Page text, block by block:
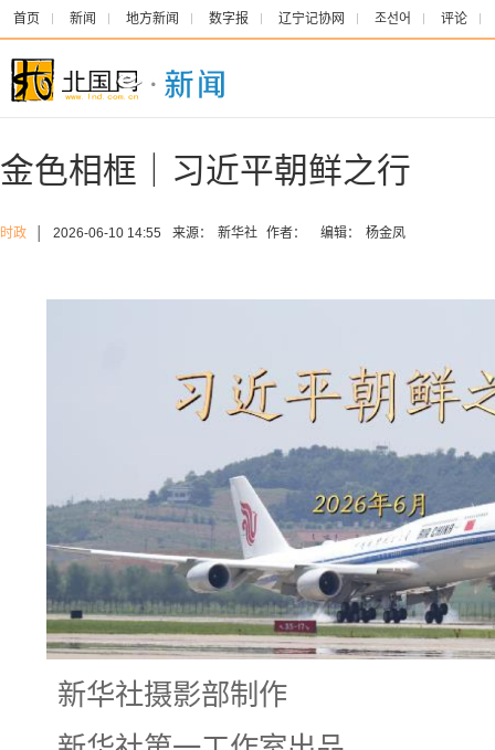
首页 新闻 地方新闻 数字报 辽宁记协网 조선어 评论
金色相框｜习近平朝鲜之行
时政 2026-06-10 14:55 来源： 新华社 作者： 编辑： 杨金凤
新华社摄影部制作